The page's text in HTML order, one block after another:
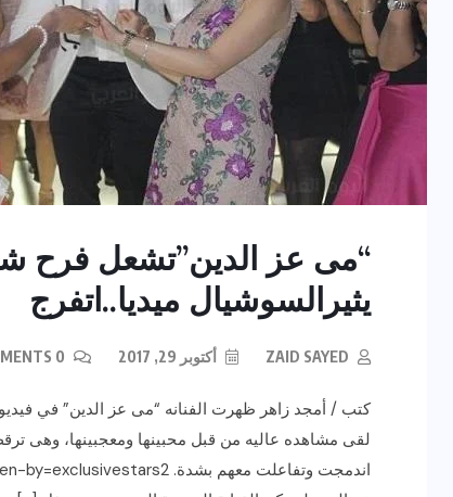
“مى عز الدين”تشعل فرح
يثيرالسوشيال ميديا..اتفرج
ZAID SAYED أكتوبر 29, 2017
كتب / أمجد زاهر ظهرت الفنانه “مى عز الدين” في
لقى مشاهده عاليه من قبل محبينها ومعجبينها، وهى